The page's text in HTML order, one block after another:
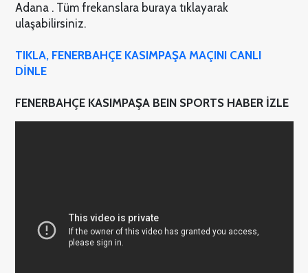
Adana . Tüm frekanslara buraya tıklayarak
ulaşabilirsiniz.
TIKLA, FENERBAHÇE KASIMPAŞA MAÇINI CANLI
DİNLE
FENERBAHÇE KASIMPAŞA BEIN SPORTS HABER İZLE